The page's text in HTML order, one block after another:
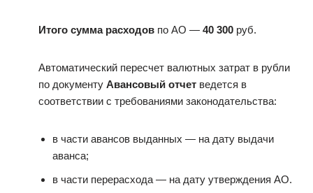
Итого сумма расходов по АО — 40 300 руб.
Автоматический пересчет валютных затрат в рубли
по документу Авансовый отчет ведется в
соответствии с требованиями законодательства:
в части авансов выданных — на дату выдачи
аванса;
в части перерасхода — на дату утверждения АО.